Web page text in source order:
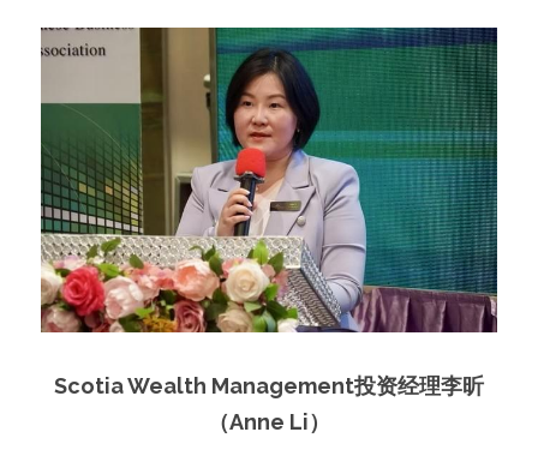
Scotia Wealth Management投资经理李昕
（Anne Li）